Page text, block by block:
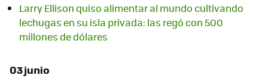
Larry Ellison quiso alimentar al mundo cultivando
lechugas en su isla privada: las regó con 500
millones de dólares
03 junio